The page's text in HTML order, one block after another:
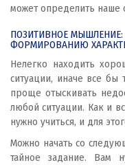
может определить наше
ПОЗИТИВНОЕ МЫШЛЕНИЕ:
ФОРМИРОВАНИЮ
Нелегко находить
ситуации, иначе все бы
проще отыскивать
любой ситуации. Как и
нужно учиться, и для
Можно начать со
тайное задание. Вам